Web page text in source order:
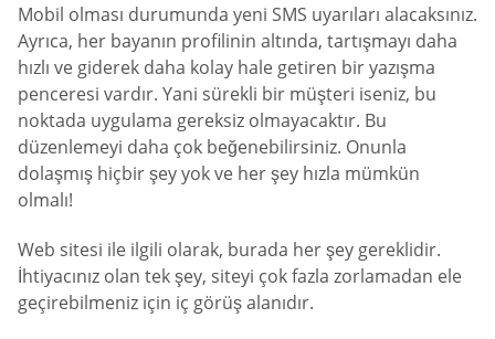
Mobil olması durumunda yeni SMS uyarıları alacaksınız.
Ayrıca, her bayanın profilinin altında, tartışmayı daha
hızlı ve giderek daha kolay hale getiren bir yazışma
penceresi vardır. Yani sürekli bir müşteri iseniz, bu
noktada uygulama gereksiz olmayacaktır. Bu
düzenlemeyi daha çok beğenebilirsiniz. Onunla
dolaşmış hiçbir şey yok ve her şey hızla mümkün
olmalı!
Web sitesi ile ilgili olarak, burada her şey gereklidir.
İhtiyacınız olan tek şey, siteyi çok fazla zorlamadan ele
geçirebilmeniz için iç görüş alanıdır.